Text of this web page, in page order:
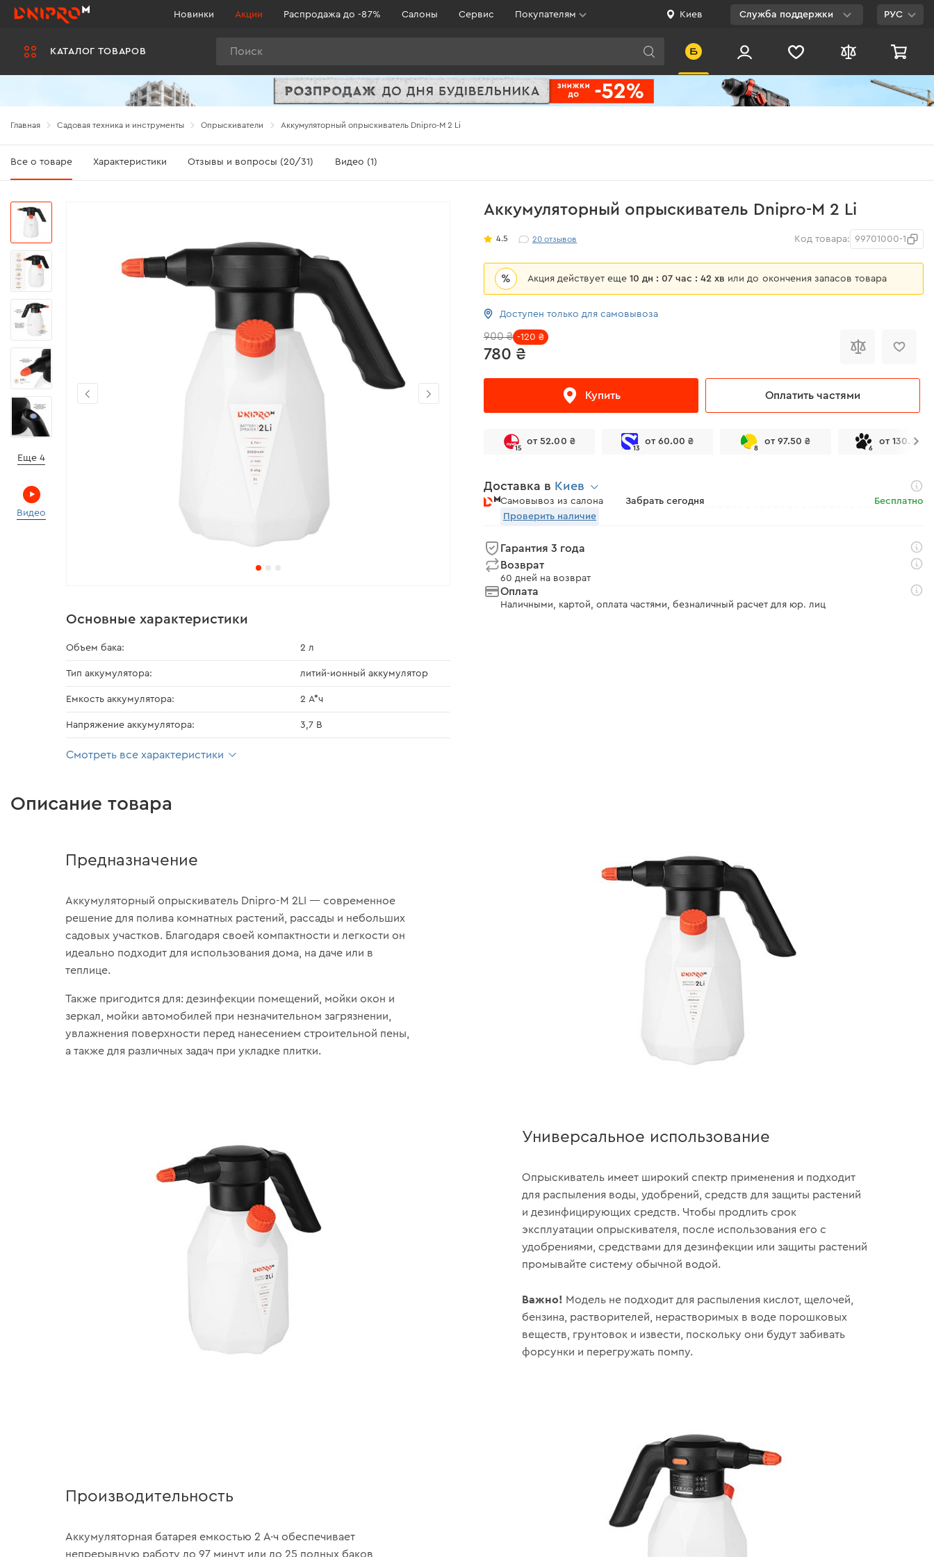
КАТАЛОГ ТОВАРОВ
Новинки Акции Распродажа до -87% Салоны Сервис Покупателям Киев Служба поддержки
0 800 200 500
Бесплатно по
РУС
Главная Садовая техника и инструменты Опрыскиватели Аккумуляторный опрыскиватель Dnipro-M 2 Li
Все о товаре Характеристики Отзывы и вопросы (20/31) Видео (1)
Аккумуляторный опрыскиватель Dnipro-M 2 Li
4.5 20отзывов Код товара: 99701000-1
% Акция действует еще10 дн : 07 час : 42 хв или до окончения запасов товара
Доступен только для самовывоза
780 ₴
900 ₴ -120 ₴
Купить Оплатить частями
15
от 52.00 ₴
13
от 60.00 ₴
8
от 97.50 ₴
6
от 130.00 ₴
Доставка в Киев
Самовывоз из салона Забрать сегодня
Бесплатно
Проверить наличие
Гарантия 3 года
Возврат
60 дней на возврат
Оплата
Наличными, картой, оплата частями, безналичный расчет для юр. лиц
Еще 4
Видео
Основные характеристики
Объем бака: 2 л
Тип аккумулятора: литий-ионный аккумулятор
Емкость аккумулятора: 2 А*ч
Напряжение аккумулятора: 3,7 В
Смотреть все характеристики
Описание товара
Предназначение
Аккумуляторный опрыскиватель Dnipro-M 2LI — современное
решение для полива комнатных растений, рассады и небольших
садовых участков. Благодаря своей компактности и легкости он
идеально подходит для использования дома, на даче или в
теплице.
Также пригодится для: дезинфекции помещений, мойки окон и
зеркал, мойки автомобилей при незначительном загрязнении,
увлажнения поверхности перед нанесением строительной пены,
а также для различных задач при укладке плитки.
Универсальное использование
Опрыскиватель имеет широкий спектр применения и подходит
для распыления воды, удобрений, средств для защиты растений
и дезинфицирующих средств. Чтобы продлить срок
эксплуатации опрыскивателя, после использования его с
удобрениями, средствами для дезинфекции или защиты растений
промывайте систему обычной водой.
Важно! Модель не подходит для распыления кислот, щелочей,
бензина, растворителей, нерастворимых в воде порошковых
веществ, грунтовок и извести, поскольку они будут забивать
форсунки и перегружать помпу.
Производительность
Аккумуляторная батарея емкостью 2 А·ч обеспечивает
непрерывную работу до 97 минут или до 25 полных баков